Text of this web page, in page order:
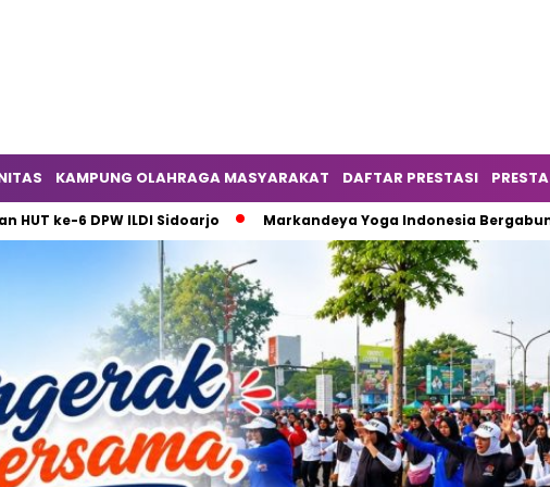
KAMPUNG OLAHRAGA MASYARAKAT DAFTAR PRESTASI
ILDI Sidoarjo Markandeya Yoga Indonesia Bergabung sebagai